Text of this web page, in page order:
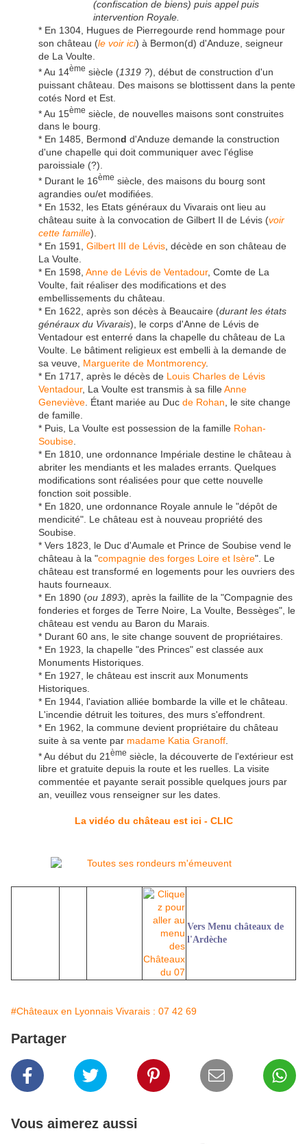
(confiscation de biens) puis appel puis
intervention Royale.
* En 1304, Hugues de Pierregourde rend hommage pour
son château (le voir ici) à Bermon(d) d'Anduze, seigneur
de La Voulte.
* Au 14ème siècle (1319 ?), début de construction d'un
puissant château. Des maisons se blottissent dans la pente
cotés Nord et Est.
* Au 15ème siècle, de nouvelles maisons sont construites
dans le bourg.
* En 1485, Bermond d'Anduze demande la construction
d'une chapelle qui doit communiquer avec l'église
paroissiale (?).
* Durant le 16ème siècle, des maisons du bourg sont
agrandies ou/et modifiées.
* En 1532, les Etats généraux du Vivarais ont lieu au
château suite à la convocation de Gilbert II de Lévis (voir
cette famille).
* En 1591, Gilbert III de Lévis , décède en son château de
La Voulte.
* En 1598, Anne de Lévis de Ventadour, Comte de La
Voulte, fait réaliser des modifications et des
embellissements du château.
* En 1622, après son décès à Beaucaire (durant les états
généraux du Vivarais), le corps d'Anne de Lévis de
Ventadour est enterré dans la chapelle du château de La
Voulte. Le bâtiment religieux est embelli à la demande de
sa veuve, Marguerite de Montmorency.
* En 1717, après le décès de Louis Charles de Lévis
Ventadour, La Voulte est transmis à sa filleAnne
Geneviève . Étant mariée au Duc de Rohan , le site change
de famille.
* Puis, La Voulte est possession de la famille Rohan-
Soubise
* En 1810, une ordonnance Impériale destine le château à
abriter les mendiants et les malades errants. Quelques
modifications sont réalisées pour que cette nouvelle
fonction soit possible.
* En 1820, une ordonnance Royale annule le "dépôt de
mendicité". Le château est à nouveau propriété des
Soubise.
* Vers 1823, le Duc d'Aumale et Prince de Soubise vend le
château à la "compagnie des forges Loire et Isère". Le
château est transformé en logements pour les ouvriers des
hauts fourneaux.
* En 1890 (ou 1893), après la faillite de la "Compagnie des
fonderies et forges de Terre Noire, La Voulte, Bessèges", le
château est vendu au Baron du Marais.
* Durant 60 ans, le site change souvent de propriétaires.
* En 1923, la chapelle "des Princes" est classée aux
Monuments Historiques.
* En 1927, le château est inscrit aux Monuments
Historiques.
* En 1944, l'aviation alliée bombarde la ville et le château.
L'incendie détruit les toitures, des murs s'effondrent.
* En 1962, la commune devient propriétaire du château
suite à sa vente par madame Katia Granoff
* Au début du 21 ème siècle, la découverte de l'extérieur est
libre et gratuite depuis la route et les ruelles. La visite
commentée et payante serait possible quelques jours par
an, veuillez vous renseigner sur les dates.
La vidéo du château est ici - CLIC
Vers Menu châteaux de
l'Ardèche
#Châteaux en Lyonnais Vivarais : 07 42 69
Partager
Vous aimerez aussi